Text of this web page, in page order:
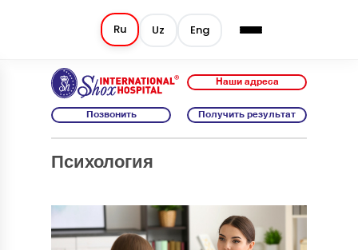
Позвонить Получить результат
Наши адреса
Ru Uz Eng
Психология